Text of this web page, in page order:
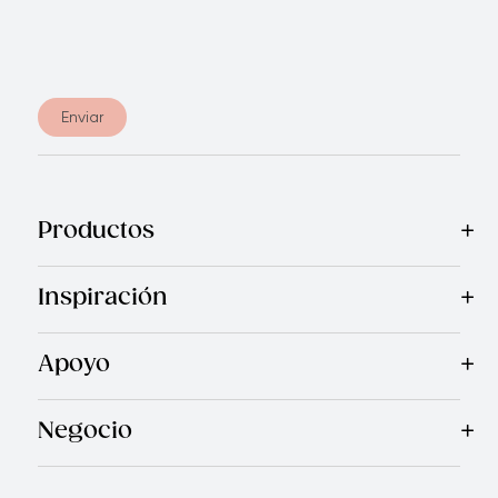
Enviar
Productos
Mas VendidosCocinaCubiertosAccesoriosCuchillos
Inspiración
RecetasBlogRevista Royal PrestigePrograma de
Apoyo
Garantía Royal Prestige®Quienes SomosPolítica de
Negocio
Por qué elegirnosCómo te apoyamosBlogs -